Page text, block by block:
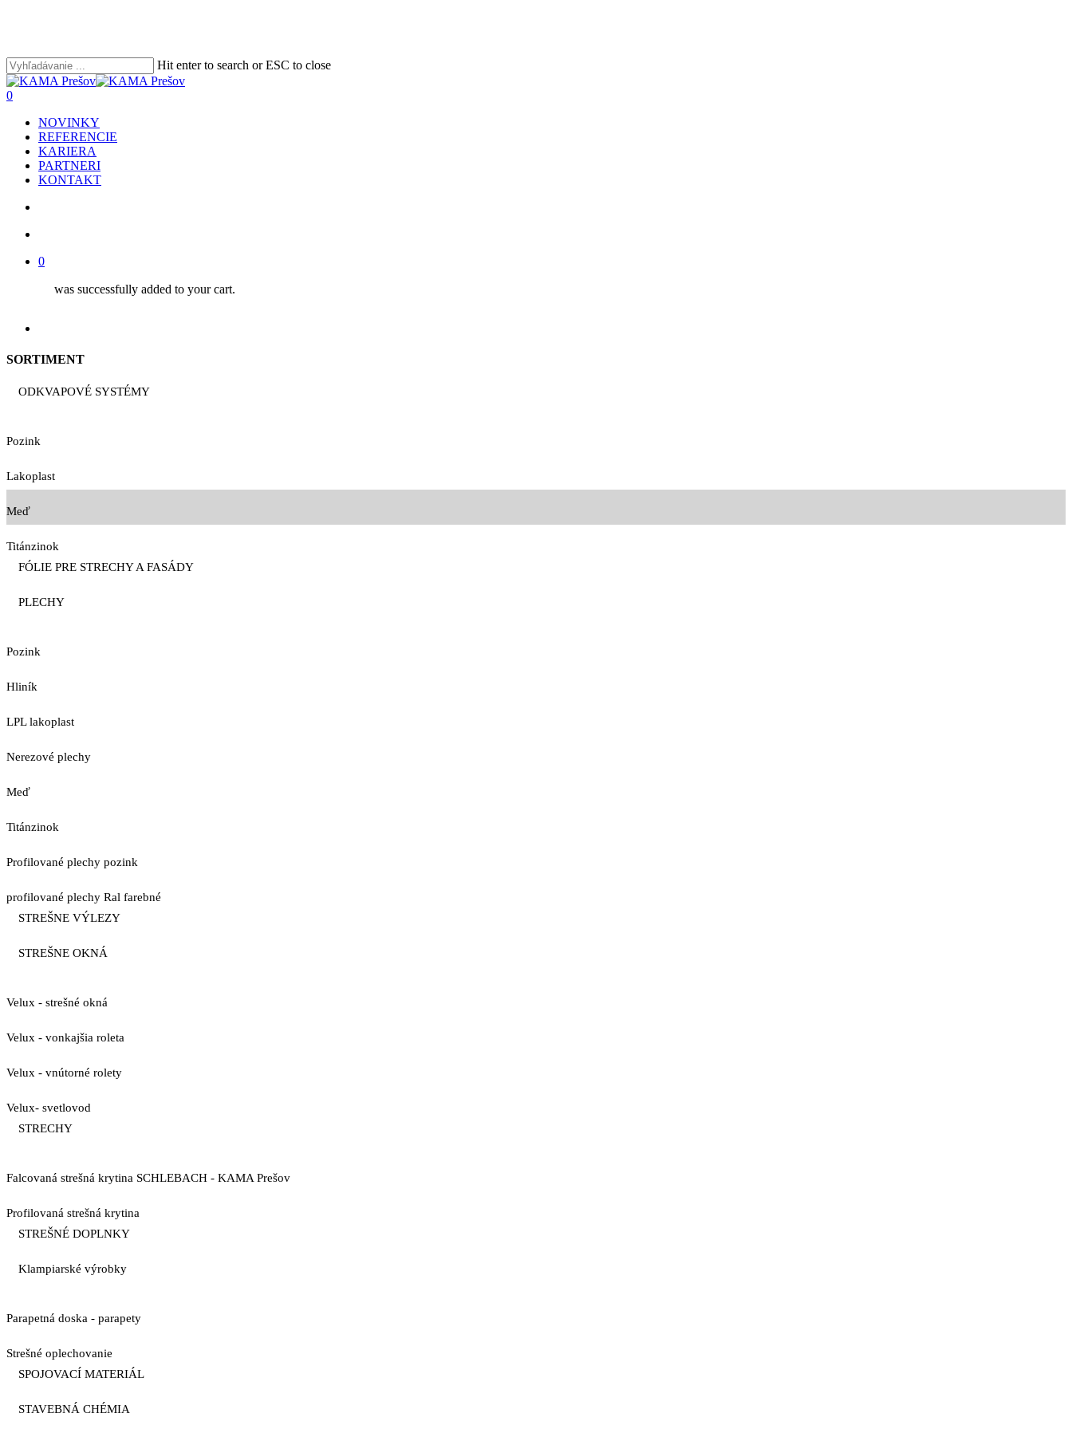
content
Hit enter to search or ESC to close
Close
Search
search
account
0
NOVINKY
REFERENCIE
KARIERA
PARTNERI
KONTAKT
0
was successfully added to your cart.
SORTIMENT
ODKVAPOVÉ SYSTÉMY
Pozink
Lakoplast
Meď
Titánzinok
FÓLIE PRE STRECHY A FASÁDY
PLECHY
Pozink
Hliník
LPL lakoplast
Nerezové plechy
Meď
Titánzinok
Profilované plechy pozink
profilované plechy Ral farebné
STREŠNE VÝLEZY
STREŠNE OKNÁ
Velux - strešné okná
Velux - vonkajšia roleta
Velux - vnútorné rolety
Velux- svetlovod
STRECHY
Falcovaná strešná krytina SCHLEBACH - KAMA Prešov
Profilovaná strešná krytina
STREŠNÉ DOPLNKY
Klampiarské výrobky
Parapetná doska - parapety
Strešné oplechovanie
SPOJOVACÍ MATERIÁL
STAVEBNÁ CHÉMIA